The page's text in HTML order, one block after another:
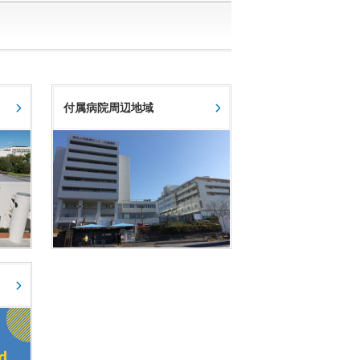
付属病院周辺地域